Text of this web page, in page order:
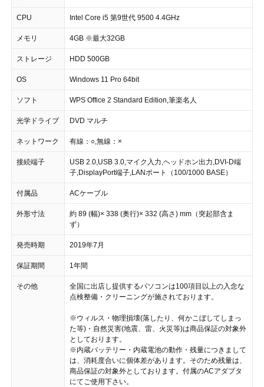
CPU Intel Core i5 第9世代 9500 4.4GHz
メモリ 4GB ※最大32GB
ストレージ HDD 500GB
OS Windows 11 Pro 64bit
ソフト WPS Office 2 Standard Edition,筆楽名人
光学ドライブ DVD マルチ
ネットワーク 有線：○,無線：×
接続端子
USB 2.0,USB 3.0,マイク入力,ヘッドホン出力,DVI-D端
子,DisplayPort端子,LANポート（100/1000 BASE）
付属品 ACケーブル
外形寸法
約 89 (幅)× 338 (奥行)× 332 (高さ) mm（突起部含ま
ず）
発売時期 2019年7月
保証期間 1年間
その他
全国に出店し提供するパソコンは100項目以上の入念な
点検整備・クリーニングが施されております。
※ウィルス・物理損壊(落したり、何かこぼしてしまっ
た等)・自然災害(地震、雷、火災等)は商品保証の対象外
としております。
※内蔵バッテリー・内蔵電池の動作・残量につきまして
は、消耗度合いに個体差があります。そのため残量は、
商品保証の対象外としております。付属のACアダプタ
にてご使用下さい。